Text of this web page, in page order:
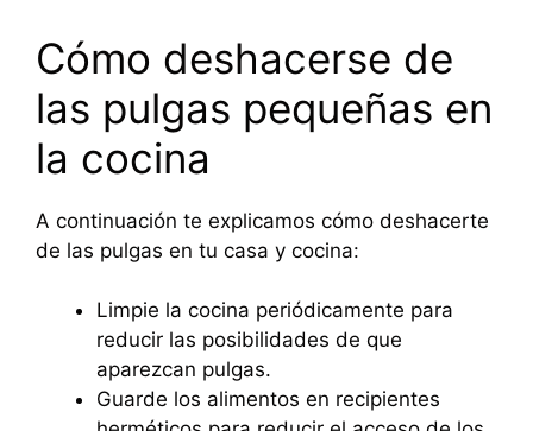
Cómo deshacerse de
las pulgas pequeñas en
la cocina
A continuación te explicamos cómo deshacerte
de las pulgas en tu casa y cocina:
Limpie la cocina periódicamente para
reducir las posibilidades de que
aparezcan pulgas.
Guarde los alimentos en recipientes